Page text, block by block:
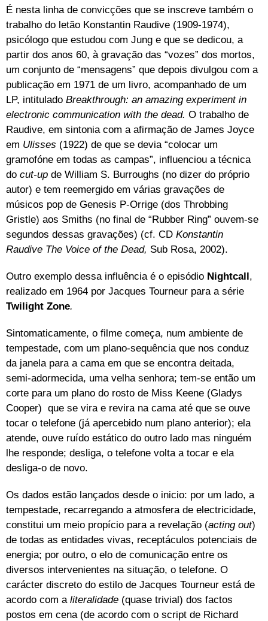
É nesta linha de convicções que se inscreve também o
trabalho do letão Konstantin Raudive (1909-1974),
psicólogo que estudou com Jung e que se dedicou, a
partir dos anos 60, à gravação das “vozes” dos mortos,
um conjunto de “mensagens” que depois divulgou com a
publicação em 1971 de um livro, acompanhado de um
LP, intitulado Breakthrough: an amazing experiment in
electronic communication with the dead. O trabalho de
Raudive, em sintonia com a afirmação de James Joyce
em Ulisses (1922) de que se devia “colocar um
gramofóne em todas as campas”, influenciou a técnica
do cut-up de William S. Burroughs (no dizer do próprio
autor) e tem reemergido em várias gravações de
músicos pop de Genesis P-Orrige (dos Throbbing
Gristle) aos Smiths (no final de “Rubber Ring” ouvem-se
segundos dessas gravações) (cf. CD Konstantin
Raudive The Voice of the Dead, Sub Rosa, 2002).
Outro exemplo dessa influência é o episódio Nightcall,
realizado em 1964 por Jacques Tourneur para a série
Twilight Zone.
Sintomaticamente, o filme começa, num ambiente de
tempestade, com um plano-sequência que nos conduz
da janela para a cama em que se encontra deitada,
semi-adormecida, uma velha senhora; tem-se então um
corte para um plano do rosto de Miss Keene (Gladys
Cooper) que se vira e revira na cama até que se ouve
tocar o telefone (já apercebido num plano anterior); ela
atende, ouve ruído estático do outro lado mas ninguém
lhe responde; desliga, o telefone volta a tocar e ela
desliga-o de novo.
Os dados estão lançados desde o inicio: por um lado, a
tempestade, recarregando a atmosfera de electricidade,
constitui um meio propício para a revelação (acting out)
de todas as entidades vivas, receptáculos potenciais de
energia; por outro, o elo de comunicação entre os
diversos intervenientes na situação, o telefone. O
carácter discreto do estilo de Jacques Tourneur está de
acordo com a literalidade (quase trivial) dos factos
postos em cena (de acordo com o script de Richard